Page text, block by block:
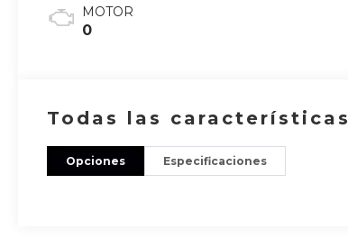
MOTOR
0
Todas las características
Opciones Especificaciones